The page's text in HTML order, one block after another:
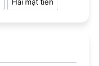
Hai mặt tiền